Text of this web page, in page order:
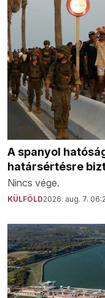
A spanyol
határsértésre
Nincs vége.
KÜLFÖLD2026. aug. 7.